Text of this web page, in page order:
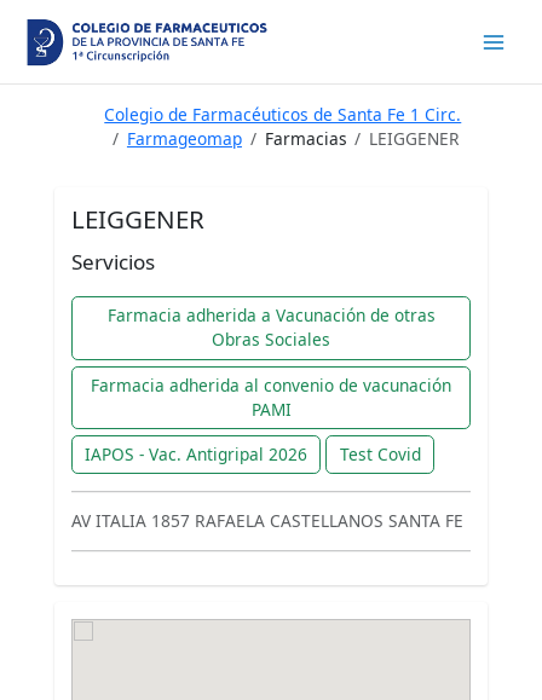
contenido
Colegio de Farmacéuticos de Santa Fe 1 Circ.
Farmageomap
Farmacias LEIGGENER
LEIGGENER
Servicios
Farmacia adherida a Vacunación de otras
Obras Sociales
Farmacia adherida al convenio de vacunación
PAMI
IAPOS - Vac. Antigripal 2026
Test Covid
AV ITALIA 1857 RAFAELA CASTELLANOS SANTA FE